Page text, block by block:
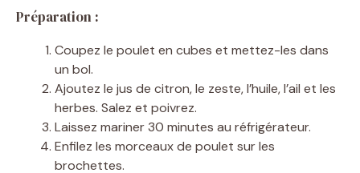
Préparation :
Coupez le poulet en cubes et mettez-les dans
un bol.
Ajoutez le jus de citron, le zeste, l’huile, l’ail et les
herbes. Salez et poivrez.
Laissez mariner 30 minutes au réfrigérateur.
Enfilez les morceaux de poulet sur les
brochettes.